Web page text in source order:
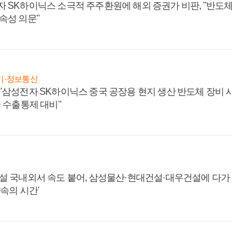
SK하이닉스 소극적 주주환원에 해외 증권가 비판, "반도체
성 의문"
·정보통신
삼성전자 SK하이닉스 중국 공장용 현지 생산 반도체 장비 시
수출통제 대비"
국내외서 속도 붙어, 삼성물산·현대건설·대우건설에 다가
의 시간'